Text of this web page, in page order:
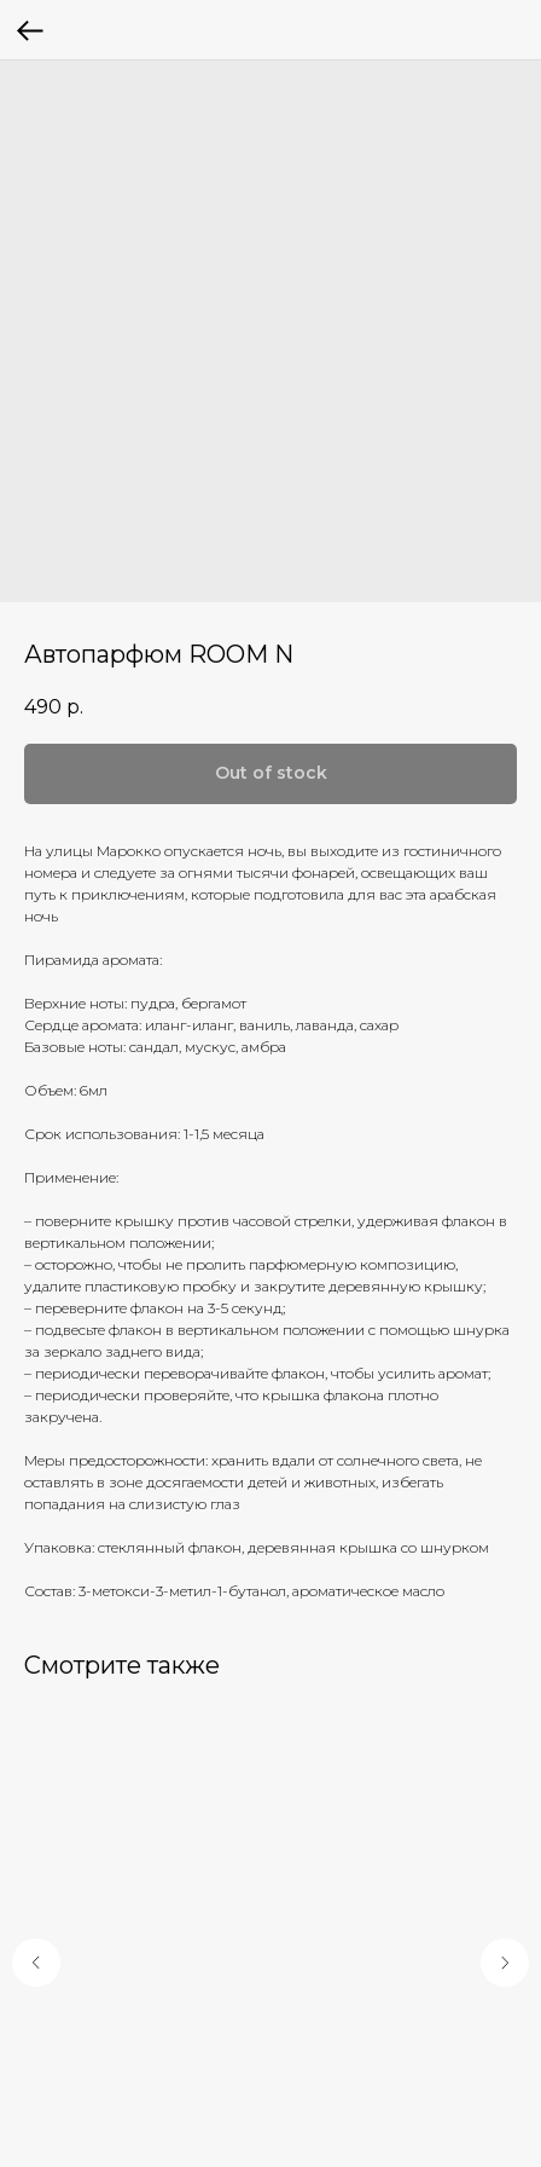
Автопарфюм ROOM N
490 р.
Out of stock
На улицы Марокко опускается ночь, вы выходите из гостиничного
номера и следуете за огнями тысячи фонарей, освещающих ваш
путь к приключениям, которые подготовила для вас эта арабская
ночь
Пирамида аромата:
Верхние ноты: пудра, бергамот
Сердце аромата: иланг-иланг, ваниль, лаванда, сахар
Базовые ноты: сандал, мускус, амбра
Объем: 6мл
Срок использования: 1-1,5 месяца
Применение:
– поверните крышку против часовой стрелки, удерживая флакон в
вертикальном положении;
– осторожно, чтобы не пролить парфюмерную композицию,
удалите пластиковую пробку и закрутите деревянную крышку;
– переверните флакон на 3-5 секунд;
– подвесьте флакон в вертикальном положении с помощью шнурка
за зеркало заднего вида;
– периодически переворачивайте флакон, чтобы усилить аромат;
– периодически проверяйте, что крышка флакона плотно
закручена.
Меры предосторожности: хранить вдали от солнечного света, не
оставлять в зоне досягаемости детей и животных, избегать
попадания на слизистую глаз
Упаковка: стеклянный флакон, деревянная крышка со шнурком
Состав: 3-метокси-3-метил-1-бутанол, ароматическое масло
Смотрите также